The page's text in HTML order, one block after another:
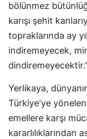
bölünmez
karışı şehit
topraklarında ay
indiremeyecek,
Yerlikaya,
Türkiye'ye yönelen
emellere karşı
kararlılıklarından